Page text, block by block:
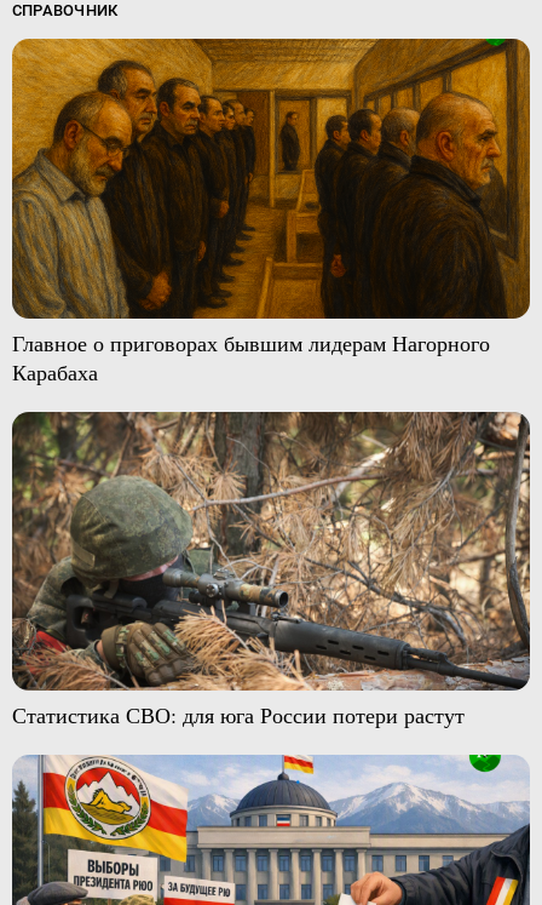
СПРАВОЧНИК
Главное о приговорах бывшим лидерам Нагорного
Карабаха
Статистика СВО: для юга России потери растут